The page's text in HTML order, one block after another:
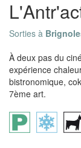
Sorties à
À deux pas du
expérience
bistronomique,
7ème art.